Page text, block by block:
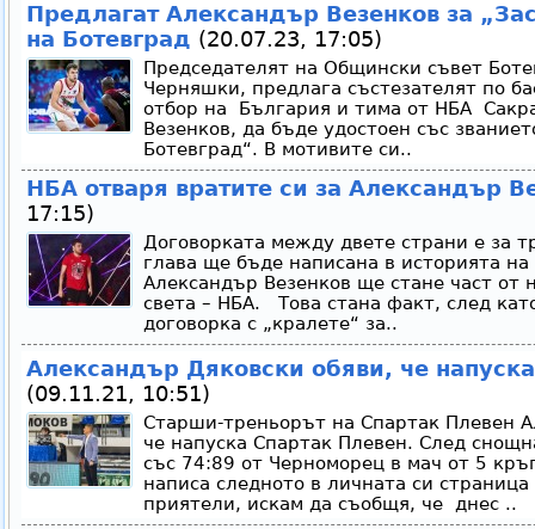
Предлагат Александър Везенков за
на Ботевград (20.07.23, 17:05)
Председателят на Общински съвет
Черняшки, предлага състезателят по
отбор на България и тима от НБА
Везенков, да бъде удостоен със
Ботевград“. В мотивите си..
НБА отваря вратите си за Александър
17:15)
Договорката между двете страни е за
глава ще бъде написана в историята на
Александър Везенков ще стане част от
света – НБА. Това стана факт, след
договорка с „кралете“ за..
Александър Дяковски обяви, че
(09.11.21, 10:51)
Старши-треньорът на Спартак Плевен
че напуска Спартак Плевен. След
със 74:89 от Черноморец в мач от 5
написа следното в личната си
приятели, искам да съобщя, че днес ..